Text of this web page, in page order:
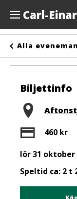
Carl-
Anslagstavlan
Arrangörer
Kontakta oss
Om oss
Alla
Biljettinfo
Plats
Pris
460 kr
lör 31 oktober
Speltid ca: 2 t